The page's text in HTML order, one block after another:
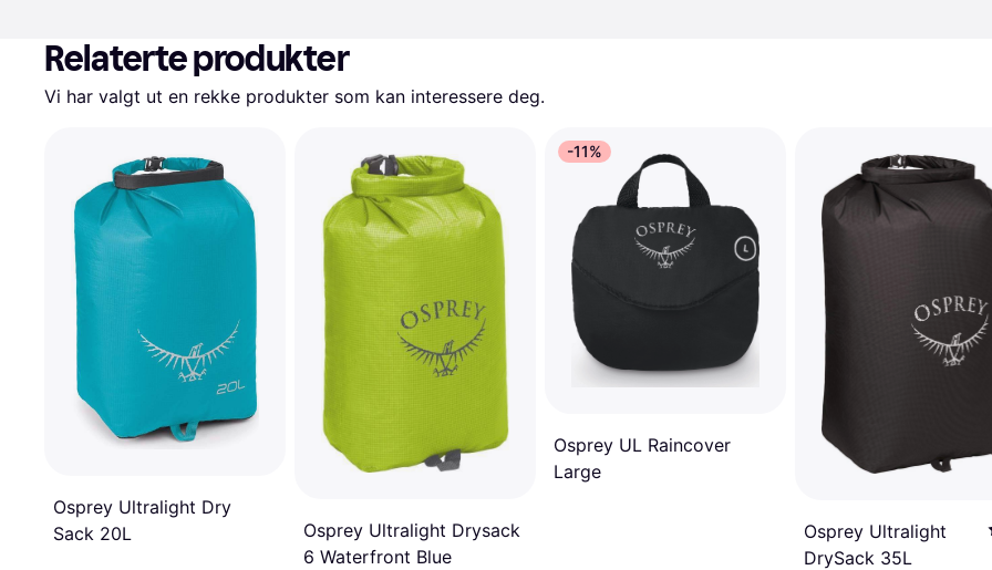
Relaterte produkter
Vi har valgt ut en rekke produkter som kan interessere deg.
Osprey Ultralight Dry
Sack 20L
Osprey Ultralight Drysack
6 Waterfront Blue
-11%
Osprey UL Raincover
Large
Osprey Ultralight
DrySack 35L